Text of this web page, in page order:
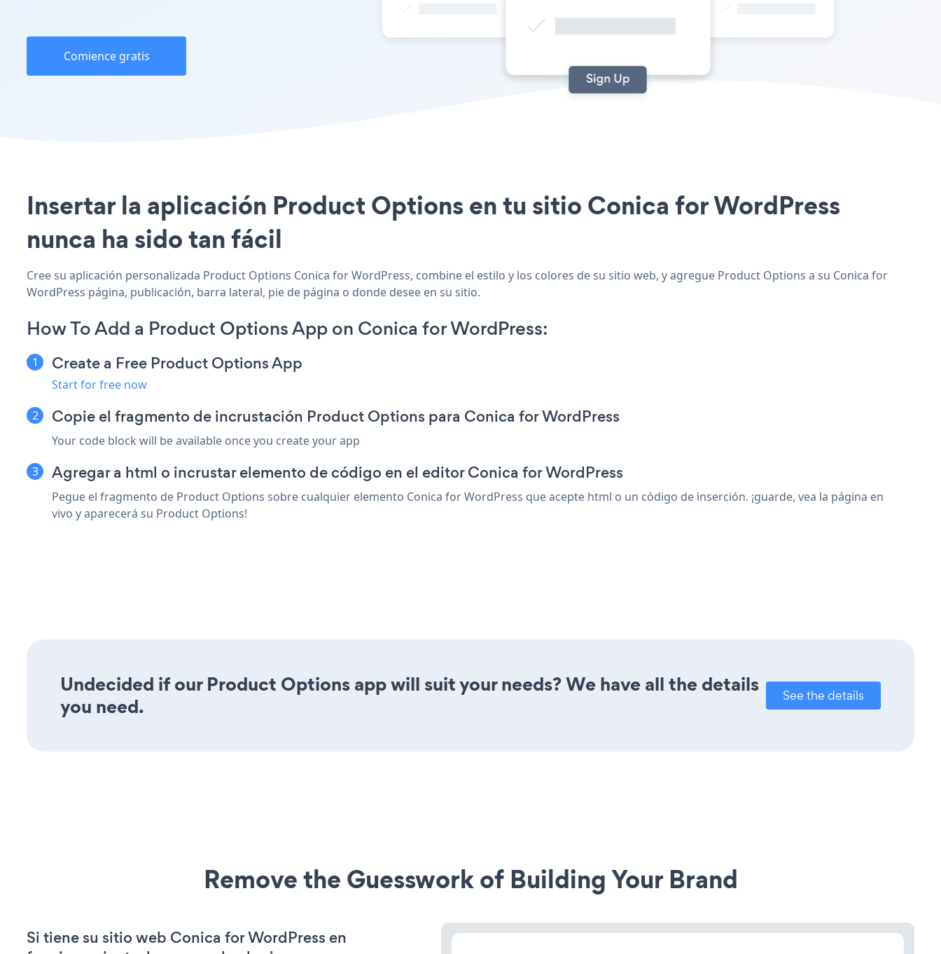
Comience gratis
Insertar la aplicación Product Options en tu sitio Conica for WordPress
nunca ha sido tan fácil
Cree su aplicación personalizada Product Options Conica for WordPress, combine el estilo y los colores de su sitio web, y agregue Product Options a su Conica for
WordPress página, publicación, barra lateral, pie de página o donde desee en su sitio.
How To Add a Product Options App on Conica for WordPress:
Create a Free Product Options App
Start for free now
Copie el fragmento de incrustación Product Options para Conica for WordPress
Your code block will be available once you create your app
Agregar a html o incrustar elemento de código en el editor Conica for WordPress
Pegue el fragmento de Product Options sobre cualquier elemento Conica for WordPress que acepte html o un código de inserción. ¡guarde, vea la página en
vivo y aparecerá su Product Options!
Undecided if our Product Options app will suit your needs? We have all the details
you need.
See the details
Remove the Guesswork of Building Your Brand
Si tiene su sitio web Conica for WordPress en